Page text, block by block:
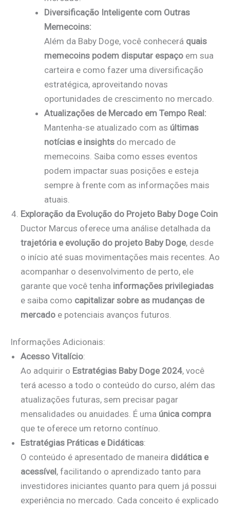
Diversificação Inteligente com Outras
Memecoins:
Além da Baby Doge, você conhecerá quais
memecoins podem disputar espaçoem sua
carteira e como fazer uma diversificação
estratégica, aproveitando novas
oportunidades de crescimento no mercado.
Atualizações de Mercado em Tempo Real:
Mantenha-se atualizado com as últimas
notícias e insightsdo mercado de
memecoins. Saiba como esses eventos
podem impactar suas posições e esteja
sempre à frente com as informações mais
atuais.
Exploração da Evolução do Projeto Baby Doge Coin
Ductor Marcus oferece uma análise detalhada da
trajetória e evolução do projeto Baby Doge, desde
o início até suas movimentações mais recentes. Ao
acompanhar o desenvolvimento de perto, ele
garante que você tenha informações privilegiadas
e saiba como capitalizar sobre as mudanças de
mercado e potenciais avanços futuros.
Informações Adicionais:
Acesso Vitalício:
Ao adquirir o Estratégias Baby Doge 2024, você
terá acesso a todo o conteúdo do curso, além das
atualizações futuras, sem precisar pagar
mensalidades ou anuidades. É uma única compra
que te oferece um retorno contínuo.
Estratégias Práticas e Didáticas:
O conteúdo é apresentado de maneira didática e
acessível, facilitando o aprendizado tanto para
investidores iniciantes quanto para quem já possui
experiência no mercado. Cada conceito é explicado